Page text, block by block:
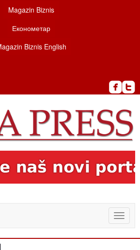
Magazin Biznis
Економетар
Biznis English
Toggle